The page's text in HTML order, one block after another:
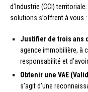
d’Industrie (CCI)
solutions s’offrent à vous :
Justifier de trois ans
agence immobilière, à
responsabilité et
Obtenir une VAE
s’agit d’une